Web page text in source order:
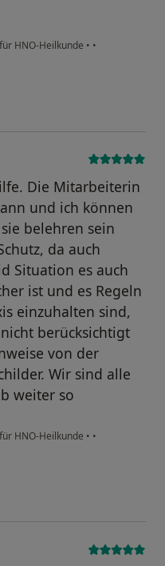
HNO-Heilkunde • •
Die Mitarbeiterin
und ich können
belehren sein
da auch
Situation es auch
ist und es Regeln
einzuhalten sind,
berücksichtigt
von der
Wir sind alle
weiter so
HNO-Heilkunde • •